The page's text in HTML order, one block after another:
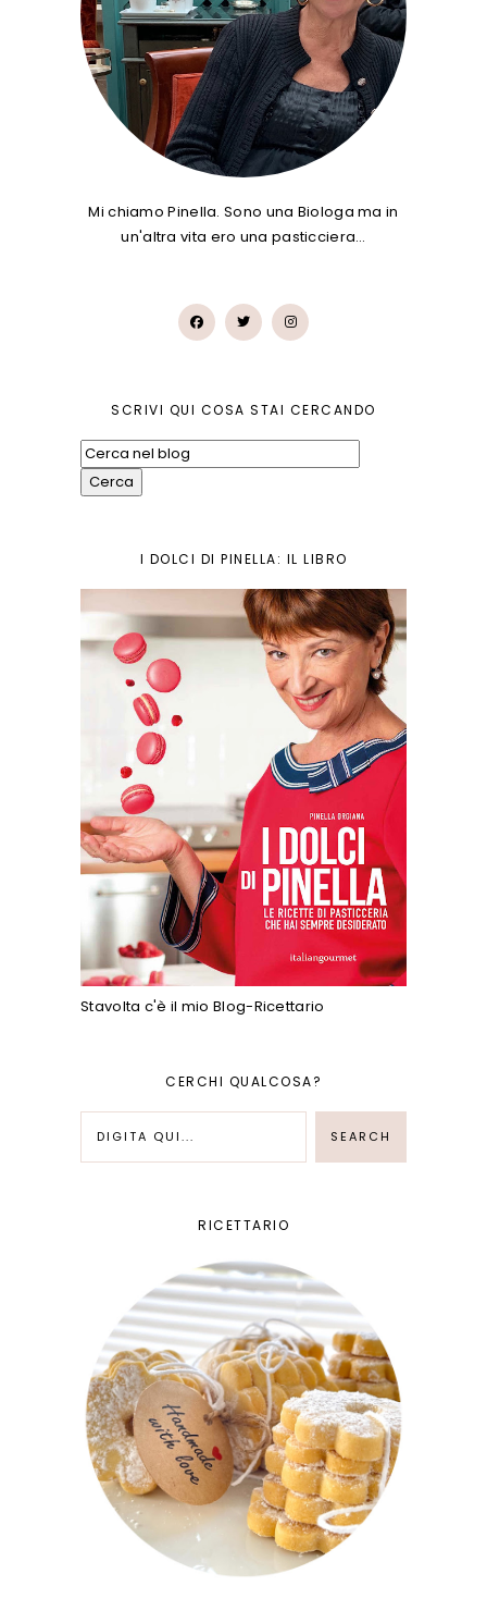
Mi chiamo Pinella. Sono una Biologa ma in
un'altra vita ero una pasticciera…
SCRIVI QUI COSA STAI CERCANDO
I DOLCI DI PINELLA: IL LIBRO
Stavolta c'è il mio Blog-Ricettario
CERCHI QUALCOSA?
RICETTARIO